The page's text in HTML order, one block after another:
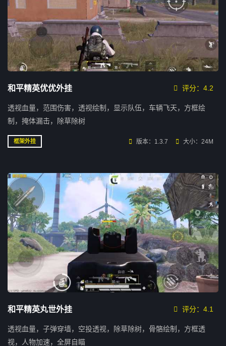
和平精英优优外挂 评分：4.2
透视血量，范围伤害，透视绘制，显示队伍，车辆飞天，方框绘
制，掩体漏击，除草除树
框架外挂 版本：1.3.7 大小：24M
和平精英丸世外挂 评分：4.1
透视血量，子弹穿墙，空投透视，除草除树，骨骼绘制，方框透
视，人物加速，全屏自瞄